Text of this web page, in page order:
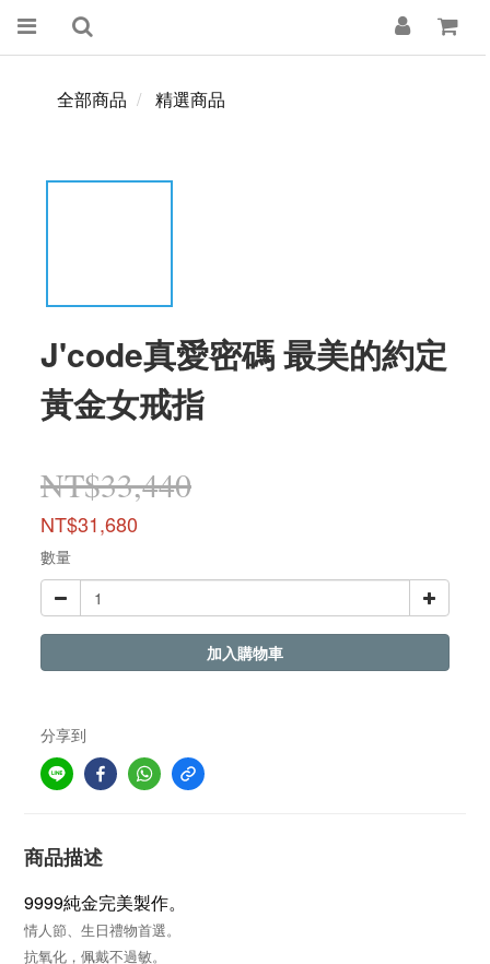
全部商品 精選商品
J'code真愛密碼 最美的約定
黃金女戒指
NT$33,440
NT$31,680
數量
加入購物車
分享到
商品描述
9999純金完美製作。
情人節、生日禮物首選。
抗氧化，佩戴不過敏。